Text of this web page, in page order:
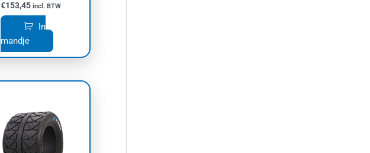
€153,45 incl. BTW
In
mandje